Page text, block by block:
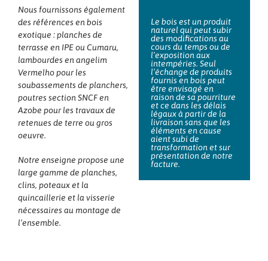
Nous fournissons également
des références en bois
exotique : planches de
terrasse en IPE ou Cumaru,
lambourdes en angelim
Vermelho pour les
soubassements de planchers,
poutres section SNCF en
Azobe pour les travaux de
retenues de terre ou gros
oeuvre.
Notre enseigne propose une
large gamme de planches,
clins, poteaux et la
quincaillerie et la visserie
nécessaires au montage de
l’ensemble.
Le bois est un produit
naturel qui peut subir
des modifications au
cours du temps ou de
l’exposition aux
intempéries. Seul
l’échange de produits
fournis en bois peut
être envisagé en
raison de sa pourriture
et ce dans les délais
légaux à partir de la
livraison sans que les
éléments en cause
aient subi de
transformation et sur
présentation de notre
facture.